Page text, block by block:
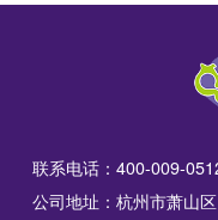
联系电话：400-009-
公司地址：杭州市萧山区